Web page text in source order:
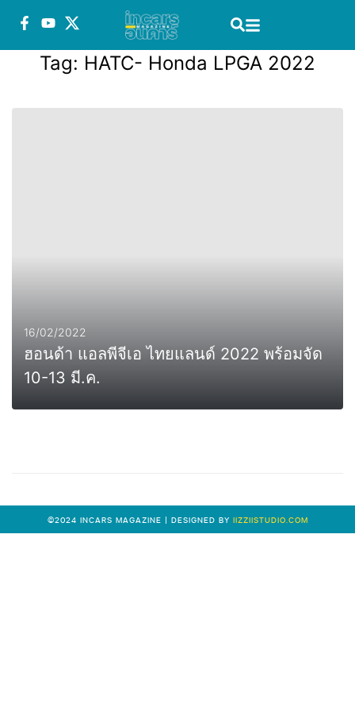
Tag: HATC- Honda LPGA 2022
16/02/2022
ฮอนด้า แอลพีจีเอ ไทยแลนด์ 2022 พร้อมจัด
10-13 มี.ค.
0
©2024 INCARS MAGAZINE | DESIGNED BY IIZZIISTUDIO.COM